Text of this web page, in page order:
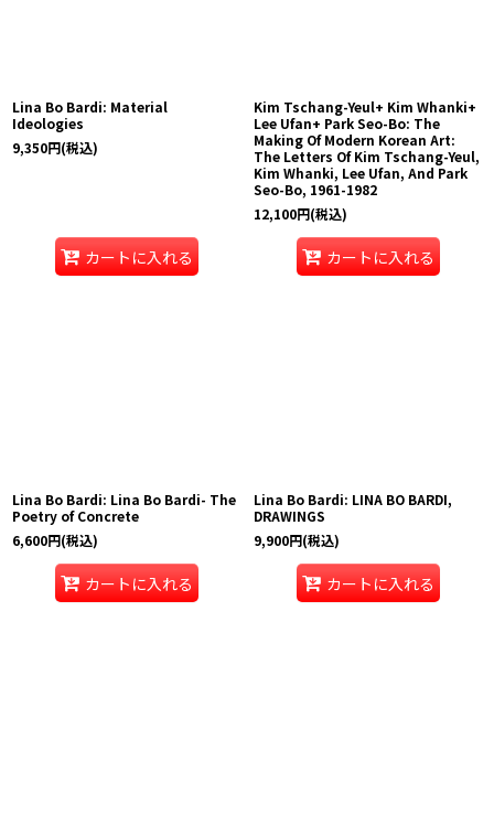
Lina Bo Bardi: Material
Ideologies
9,350円(税込)
カートに入れる
Kim Tschang-Yeul+ Kim Whanki+
Lee Ufan+ Park Seo-Bo: The
Making Of Modern Korean Art:
The Letters Of Kim Tschang-Yeul,
Kim Whanki, Lee Ufan, And Park
Seo-Bo, 1961-1982
12,100円(税込)
カートに入れる
Lina Bo Bardi: Lina Bo Bardi- The
Poetry of Concrete
6,600円(税込)
カートに入れる
Lina Bo Bardi: LINA BO BARDI,
DRAWINGS
9,900円(税込)
カートに入れる